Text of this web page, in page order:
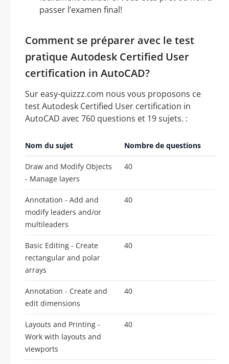
passer l’examen final!
Comment se préparer avec le test
pratique Autodesk Certified User
certification in AutoCAD?
Sur easy-quizzz.com nous vous proposons ce
test Autodesk Certified User certification in
AutoCAD avec 760 questions et 19 sujets. :
Nom du sujet Nombre de questions
Draw and Modify Objects
- Manage layers
40
Annotation - Add and
modify leaders and/or
multileaders
40
Basic Editing - Create
rectangular and polar
arrays
40
Annotation - Create and
edit dimensions
40
Layouts and Printing -
Work with layouts and
viewports
40